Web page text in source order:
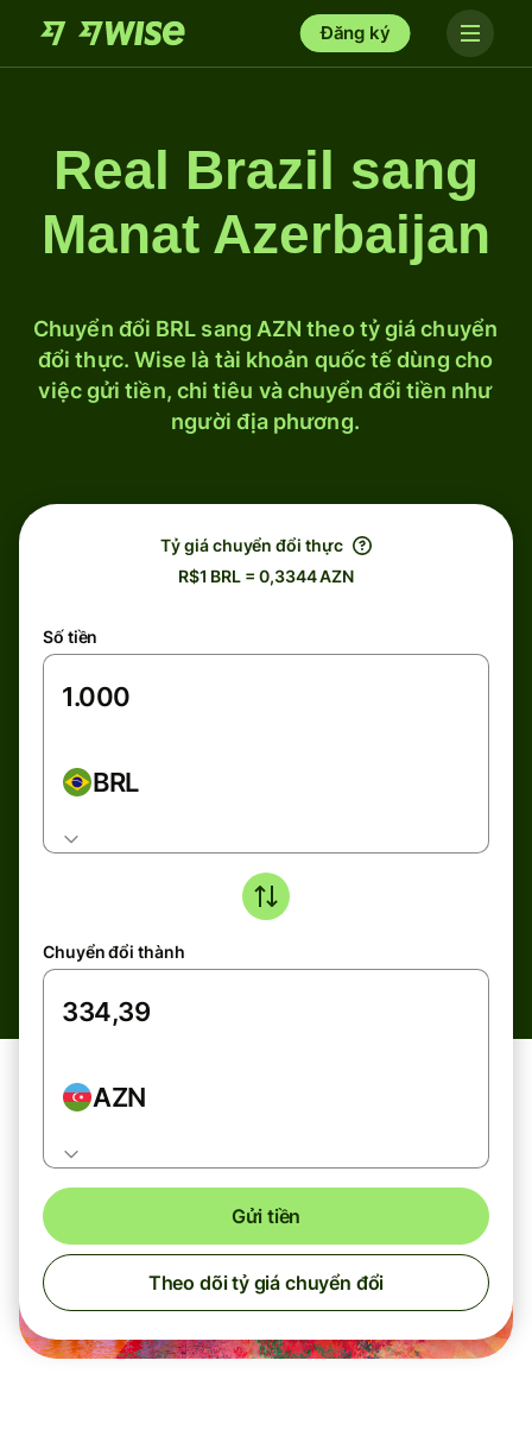
Đăng ký
Real Brazil sang
Manat Azerbaijan
Chuyển đổi BRL sang AZN theo tỷ giá chuyển
đổi thực. Wise là tài khoản quốc tế dùng cho
việc gửi tiền, chi tiêu và chuyển đổi tiền như
người địa phương.
Tỷ giá chuyển đổi thực
R$1 BRL = 0,3344 AZN
Số tiền
BRL
Chuyển đổi thành
AZN
Gửi tiền
Theo dõi tỷ giá chuyển đổi